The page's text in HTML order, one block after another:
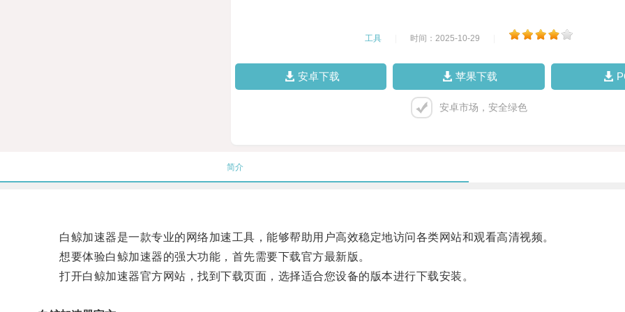
工具 时间：2025-10-29
安卓下载 苹果下载
安卓市场，安全绿色
简介
白鲸加速器是一款专业的网络加速工具，能够帮助用户高效稳定地访问各类网站和观看高清视频。
想要体验白鲸加速器的强大功能，首先需要下载官方最新版。
打开白鲸加速器官方网站，找到下载页面，选择适合您设备的版本进行下载安装。